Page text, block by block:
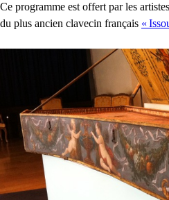
Ce programme est offert par les
du plus ancien clavecin français «